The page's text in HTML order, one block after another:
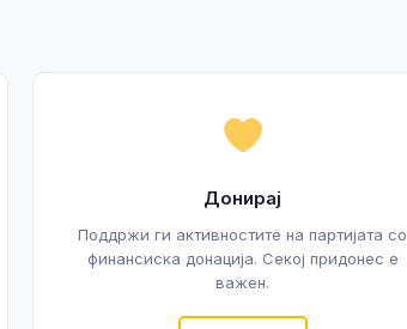
Донирај
Поддржи ги активностите на партијата со
финансиска донација. Секој придонес е
важен.